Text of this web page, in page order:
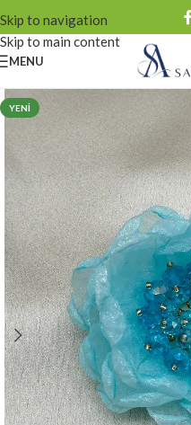
Skip to navigation
Skip to main content
MENU
YENI